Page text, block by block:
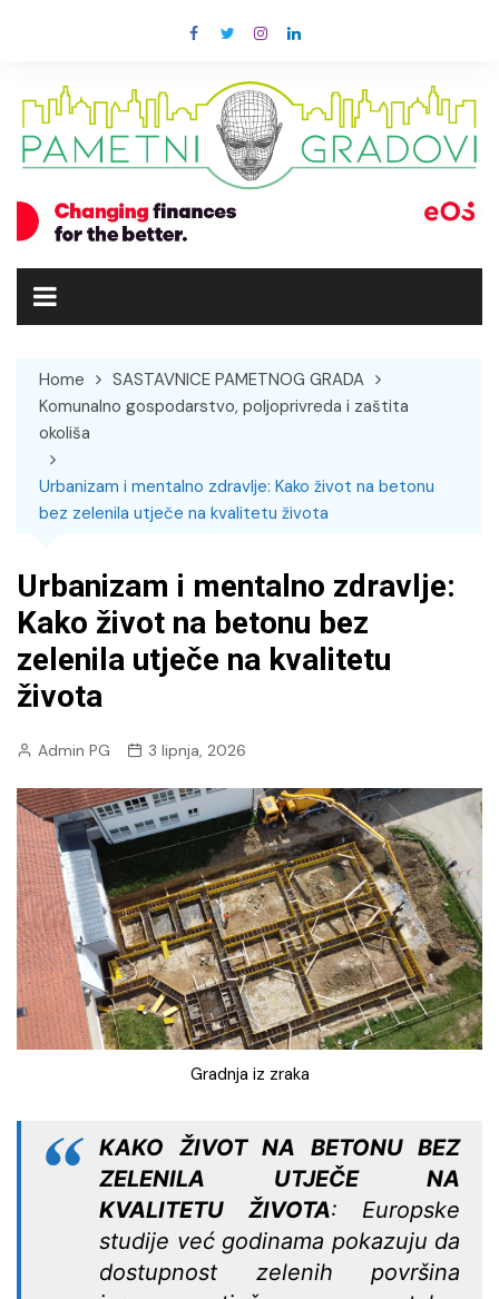
Home
SASTAVNICE PAMETNOG GRADA
Komunalno gospodarstvo, poljoprivreda i zaštita
okoliša
Urbanizam i mentalno zdravlje: Kako život na betonu
bez zelenila utječe na kvalitetu života
Urbanizam i mentalno zdravlje:
Kako život na betonu bez
zelenila utječe na kvalitetu
života
Admin PG 3 lipnja, 2026
Gradnja iz zraka
KAKO ŽIVOT NA BETONU BEZ
ZELENILA UTJEČE NA
KVALITETU ŽIVOTA: Europske
studije već godinama pokazuju da
dostupnost zelenih površina